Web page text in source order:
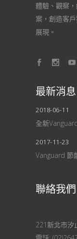
體驗、觀察
案，創造客
展現。
最新消息
2018-06-11
全新
2017-11-23
Vanguard 節
聯絡我們
221新北市汐